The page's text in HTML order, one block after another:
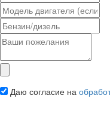
Даю согласие на